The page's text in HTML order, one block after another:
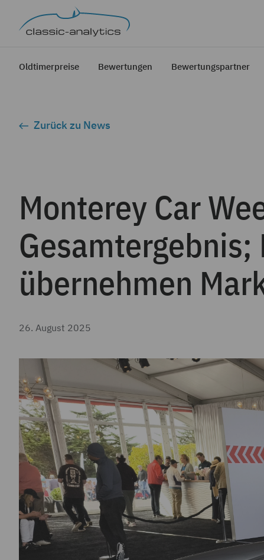
Oldtimerpreise Bewertungen Bewertungspartner
Zurück zu News
Monterey Car
übernehmen
26. August 2025